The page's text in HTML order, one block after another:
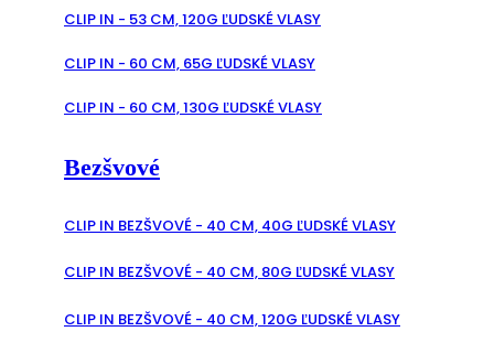
CLIP IN - 53 CM, 120G ĽUDSKÉ VLASY
CLIP IN - 60 CM, 65G ĽUDSKÉ VLASY
CLIP IN - 60 CM, 130G ĽUDSKÉ VLASY
Bezšvové
CLIP IN BEZŠVOVÉ - 40 CM, 40G ĽUDSKÉ VLASY
CLIP IN BEZŠVOVÉ - 40 CM, 80G ĽUDSKÉ VLASY
CLIP IN BEZŠVOVÉ - 40 CM, 120G ĽUDSKÉ VLASY